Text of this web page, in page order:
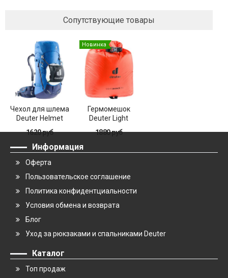
Сопутствующие товары
Чехол для шлема
Deuter Helmet
Holder (2021)
1620 руб
Новинка
Гермомешок
Deuter Light
Drypack 5
1880 руб
Информация
Оферта
Пользовательское соглашение
Политика конфидентциальности
Условия обмена и возврата
Блог
Уход за рюкзаками и спальниками Deuter
Каталог
Топ продаж